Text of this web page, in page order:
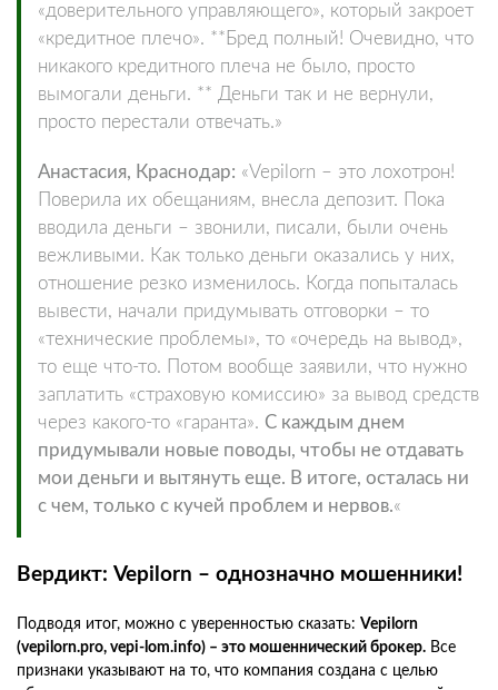
«доверительного управляющего», который закроет
«кредитное плечо». **Бред полный! Очевидно, что
никакого кредитного плеча не было, просто
вымогали деньги. ** Деньги так и не вернули,
просто перестали отвечать.»
Анастасия, Краснодар: «Vepilorn – это лохотрон!
Поверила их обещаниям, внесла депозит. Пока
вводила деньги – звонили, писали, были очень
вежливыми. Как только деньги оказались у них,
отношение резко изменилось. Когда попыталась
вывести, начали придумывать отговорки – то
«технические проблемы», то «очередь на вывод»,
то еще что-то. Потом вообще заявили, что нужно
заплатить «страховую комиссию» за вывод средств
через какого-то «гаранта». С каждым днем
придумывали новые поводы, чтобы не отдавать
мои деньги и вытянуть еще. В итоге, осталась ни
с чем, только с кучей проблем и нервов.«
Вердикт: Vepilorn – однозначно мошенники!
Подводя итог, можно с уверенностью сказать: Vepilorn
(vepilorn.pro, vepi-lom.info) – это мошеннический брокер. Все
признаки указывают на то, что компания создана с целью